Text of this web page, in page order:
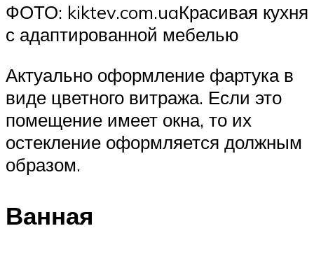
ФОТО: kiktev.com.uaКрасивая кухня
с адаптированной мебелью
Актуально оформление фартука в
виде цветного витража. Если это
помещение имеет окна, то их
остекление оформляется должным
образом.
Ванная